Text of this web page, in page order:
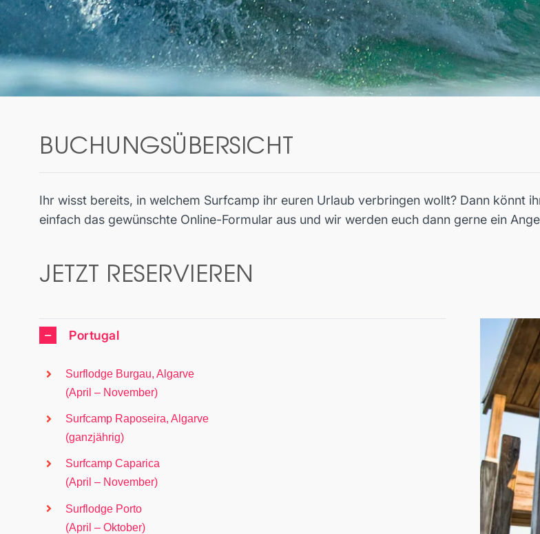
BUCHUNGSÜBERSICHT
Ihr wisst bereits, in welchem Surfcamp ihr euren Urlaub verbringen wollt? Dann könnt
einfach das gewünschte Online-Formular aus und wir werden euch dann gerne ein
JETZT RESERVIEREN
Portugal
Surflodge Burgau, Algarve
(April – November)
Surfcamp Raposeira, Algarve
(ganzjährig)
Surfcamp Caparica
(April – November)
Surflodge Porto
(April – Oktober)